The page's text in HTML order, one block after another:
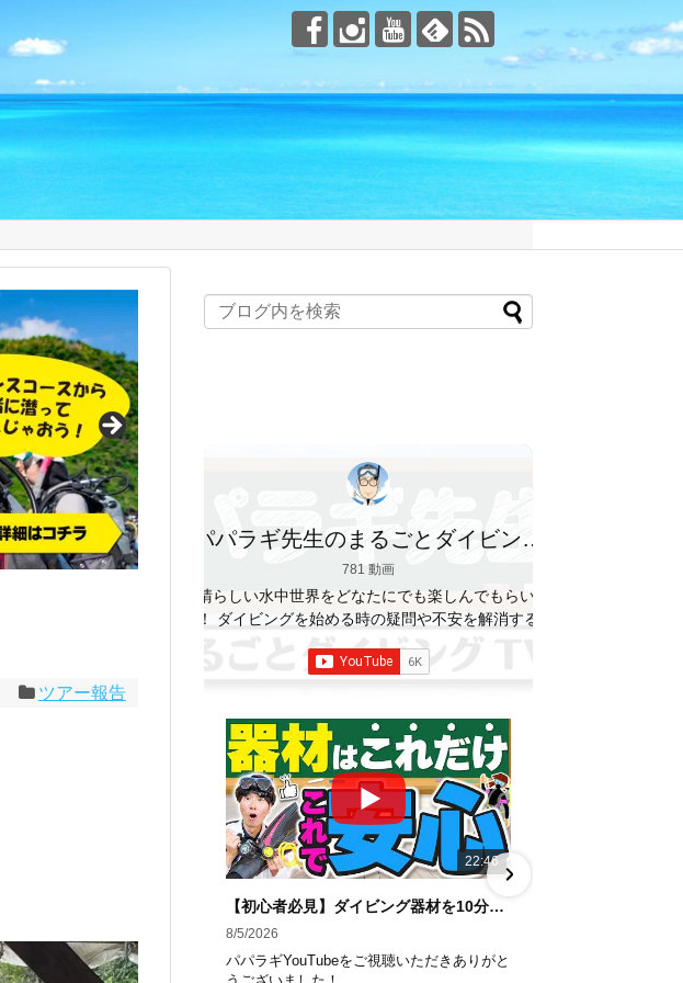
ツアー報告
パパラギ先生のまるごとダイビング
TV
781 動画
素晴らしい水中世界をどなたにでも楽しんでもらいた
い！ ダイビングを始める時の疑問や不安を解消する情
クール】 1986年創業の国内最大規模のスキューバダ
底した安全管理と、国内トップクラスの初心者ダイビ
ングライセンス認定実績。 常駐のプロインストラクタ
ーは40名ほど。 【初心者からプロレベルまで！】 年
間ファンダイブ開催数は1,000本を超え、初心者の方
でも安心して潜れるような初心者向けツアーを毎週開
催中！ 2021年マリンダイビング大賞
「講習が上
手なダイビングスクール」部門
「教え方がうまい
インストラクター」部門
「国内ダイビングサービ
ス伊豆半島エリア」部門
「国内ダイビングガイド
伊豆半島エリア」部門 4冠達成！
――――――――――――――――― パパラギダイビ
22:46
【初心者必見】ダイビング器材を10分で全部理解！役割・使い方をやさしく解説
8/5/2026
パパラギYouTubeをご視聴いただきありがと